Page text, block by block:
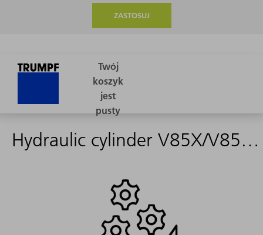
ZASTOSUJ
Hydraulic cylinder V85X/V85SX left